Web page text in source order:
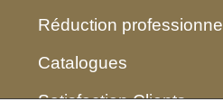
Réduction
Catalogues
Satisfaction Clients